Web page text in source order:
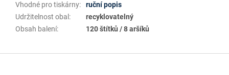
Vhodné pro tiskárny:
ruční popis
Udržitelnost obal :
recyklovatelný
Obsah balení: 120 štítků / 8 aršíků